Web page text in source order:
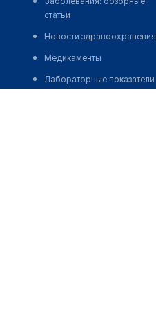
статьи
Новости здравоохранения
Медикаменты
Лабораторные показатели